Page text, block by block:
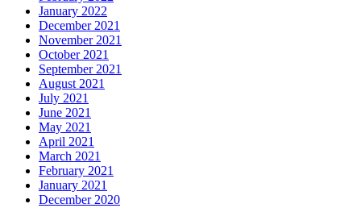
January 2022
December 2021
November 2021
October 2021
September 2021
August 2021
July 2021
June 2021
May 2021
April 2021
March 2021
February 2021
January 2021
December 2020